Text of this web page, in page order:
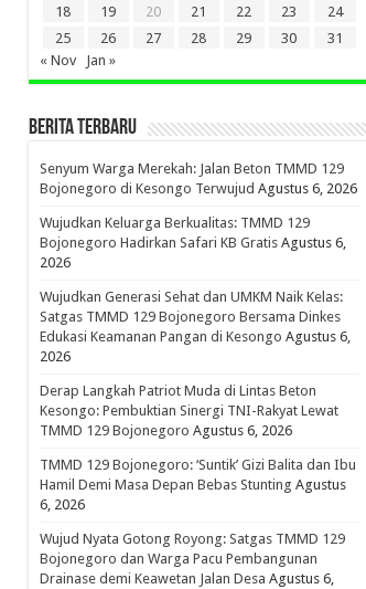
18
19 20 21 22 23
24
25
26 27 28 29 30
31
« Nov
Jan »
BERITA TERBARU
Senyum Warga Merekah: Jalan Beton TMMD 129
Bojonegoro di Kesongo Terwujud Agustus 6, 2026
Wujudkan Keluarga Berkualitas: TMMD 129
Bojonegoro Hadirkan Safari KB Gratis Agustus 6,
2026
Wujudkan Generasi Sehat dan UMKM Naik Kelas:
Satgas TMMD 129 Bojonegoro Bersama Dinkes
Edukasi Keamanan Pangan di Kesongo Agustus 6,
2026
Derap Langkah Patriot Muda di Lintas Beton
Kesongo: Pembuktian Sinergi TNI-Rakyat Lewat
TMMD 129 Bojonegoro Agustus 6, 2026
TMMD 129 Bojonegoro: ‘Suntik’ Gizi Balita dan Ibu
Hamil Demi Masa Depan Bebas Stunting Agustus
6, 2026
Wujud Nyata Gotong Royong: Satgas TMMD 129
Bojonegoro dan Warga Pacu Pembangunan
Drainase demi Keawetan Jalan Desa Agustus 6,